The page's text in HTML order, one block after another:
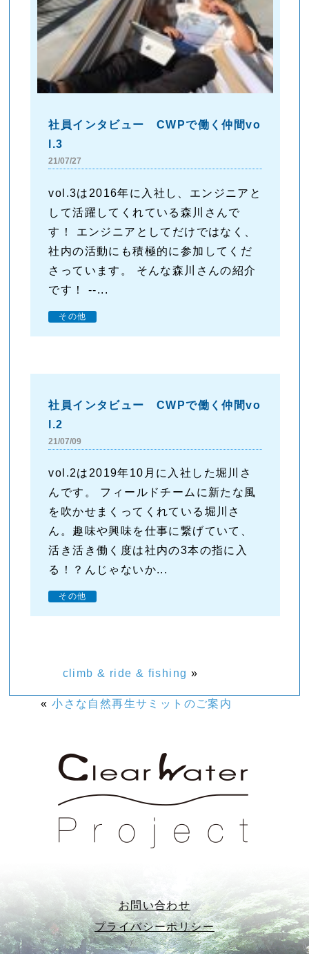
社員インタビュー CWPで働く仲間vo
l.3
21/07/27
vol.3は2016年に入社し、エンジニアと
して活躍してくれている森川さんで
す！ エンジニアとしてだけではなく、
社内の活動にも積極的に参加してくだ
さっています。 そんな森川さんの紹介
です！ --...
その他
社員インタビュー CWPで働く仲間vo
l.2
21/07/09
vol.2は2019年10月に入社した堀川さ
んです。 フィールドチームに新たな風
を吹かせまくってくれている堀川さ
ん。趣味や興味を仕事に繋げていて、
活き活き働く度は社内の3本の指に入
る！？んじゃないか...
その他
climb & ride & fishing »
«小さな自然再生サミットのご案内
お問い合わせ
プライバシーポリシー